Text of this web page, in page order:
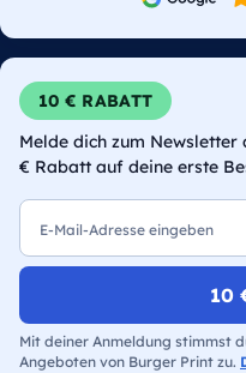
10 € RABATT
Melde dich zum Newsletter
€ Rabatt auf deine erste
10
Mit deiner Anmeldung stimmst
Angeboten von Burger Print zu.